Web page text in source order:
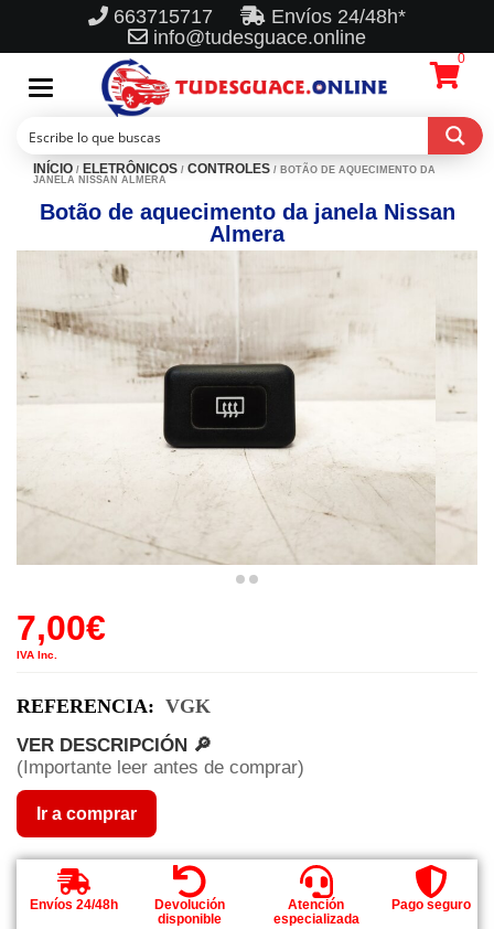
663715717
Envíos 24/48h*
info@tudesguace.online
Toggle
navigation
0
INÍCIO / ELETRÔNICOS / CONTROLES / BOTÃO DE AQUECIMENTO DA
JANELA NISSAN ALMERA
Botão de aquecimento da janela Nissan
Almera
7,00€
IVA Inc.
REFERENCIA: VGK
VER DESCRIPCIÓN 🔎
(Importante leer antes de comprar)
Ir a comprar
Envíos 24/48h
Devolución
disponible
Atención
especializada
Pago seguro